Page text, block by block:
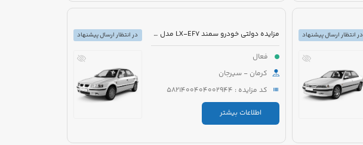
در انتظار ارسال پیشنهاد
مزایده دولتی خودرو سمند LX-EF7 مدل 1396 رنگ سفید
فعال
کرمان - سیرجان
کد مزایده : 5821400404002944
اطلاعات بیشتر
در انتظار ارسال پیشنهاد